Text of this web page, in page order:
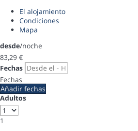
El alojamiento
Condiciones
Mapa
desde/noche
83,29 €
Fechas
Fechas
Añadir fechas
Adultos
1